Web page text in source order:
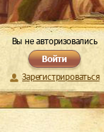
Вы не авторизовались
Войти
Зарегистрироваться